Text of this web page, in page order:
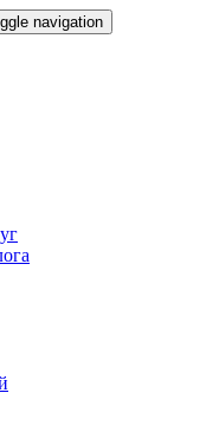
navigation